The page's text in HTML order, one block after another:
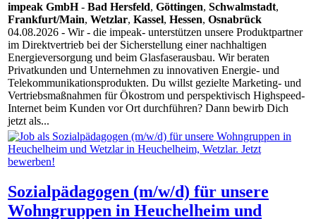
impeak GmbH- Bad Hersfeld, Göttingen, Schwalmstadt,
Frankfurt/Main, Wetzlar, Kassel, Hessen, Osnabrück
04.08.2026 - Wir - die impeak- unterstützen unsere Produktpartner
im Direktvertrieb bei der Sicherstellung einer nachhaltigen
Energieversorgung und beim Glasfaserausbau. Wir beraten
Privatkunden und Unternehmen zu innovativen Energie- und
Telekommunikationsprodukten. Du willst gezielte Marketing- und
Vertriebsmaßnahmen für Ökostrom und perspektivisch Highspeed-
Internet beim Kunden vor Ort durchführen? Dann bewirb Dich
jetzt als...
Sozialpädagogen (m/w/d) für unsere
Wohngruppen in Heuchelheim und